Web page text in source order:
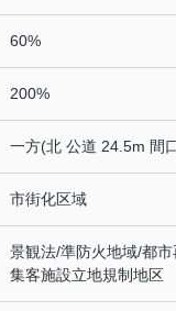
60%
200%
一方(北 公道 24.5m 間
市街化区域
景観法/準防火地域/都
集客施設立地規制地区